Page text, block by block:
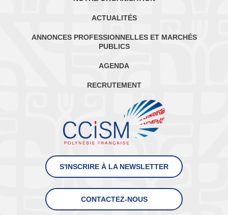
ACTUALITÉS
ANNONCES PROFESSIONNELLES ET MARCHÉS
PUBLICS
AGENDA
RECRUTEMENT
S'INSCRIRE À LA NEWSLETTER
CONTACTEZ-NOUS